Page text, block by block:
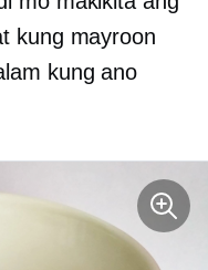
kung mayroon
kung ano